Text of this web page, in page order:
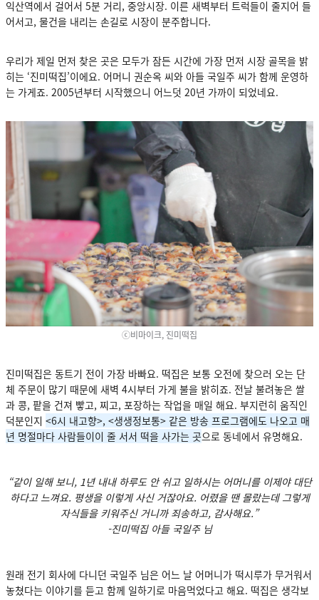
익산역에서 걸어서 5분 거리, 중앙시장. 이른 새벽부터 트럭들이 줄지어 들
어서고, 물건을 내리는 손길로 시장이 분주합니다.
우리가 제일 먼저 찾은 곳은 모두가 잠든 시간에 가장 먼저 시장 골목을 밝
히는 ‘진미떡집’이에요. 어머니 권순옥 씨와 아들 국일주 씨가 함께 운영하
는 가게죠. 2005년부터 시작했으니 어느덧 20년 가까이 되었네요.
ⓒ비마이크, 진미떡집
진미떡집은 동트기 전이 가장 바빠요. 떡집은 보통 오전에 찾으러 오는 단
체 주문이 많기 때문에 새벽 4시부터 가게 불을 밝히죠. 전날 불려놓은 쌀
과 콩, 팥을 건져 빻고, 찌고, 포장하는 작업을 매일 해요. 부지런히 움직인
덕분인지 <6시 내고향>, <생생정보통> 같은 방송 프로그램에도 나오고 매
년 명절마다 사람들이이 줄 서서 떡을 사가는 곳으로 동네에서 유명해요.
“같이 일해 보니, 1년 내내 하루도 안 쉬고 일하시는 어머니를 이제야 대단
하다고 느껴요. 평생을 이렇게 사신 거잖아요. 어렸을 땐 몰랐는데 그렇게
자식들을 키워주신 거니까 죄송하고, 감사해요.”
-진미떡집 아들 국일주 님
원래 전기 회사에 다니던 국일주 님은 어느 날 어머니가 떡시루가 무거워서
놓쳤다는 이야기를 듣고 함께 일하기로 마음먹었다고 해요. 떡집은 생각보